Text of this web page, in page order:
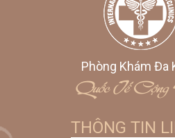
Phòng Khám Đa
Quốc Tế
THÔNG TIN